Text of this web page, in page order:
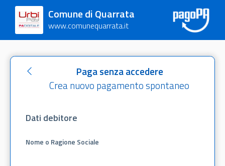
Comune di Quarrata
www.comunequarrata.it
Paga senza accedere
Crea nuovo pagamento spontaneo
Dati debitore
Nome o Ragione Sociale